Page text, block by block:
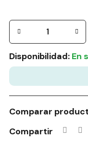
Disponibilidad: En
Comparar
Compartir